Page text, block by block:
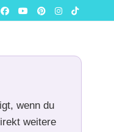
wenn du
weitere